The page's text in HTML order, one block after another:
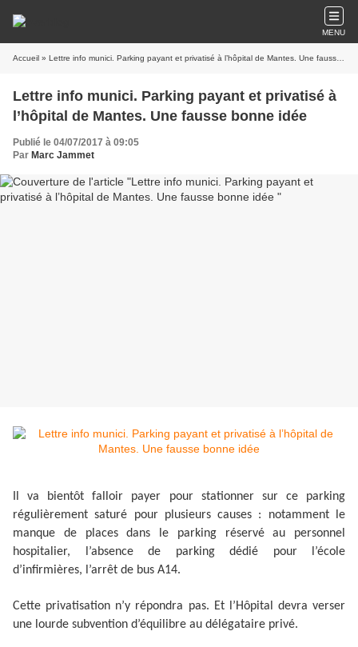
MENU
Accueil » Lettre info munici. Parking payant et privatisé à l’hôpital de Mantes. Une fausse bonne idée
Lettre info munici. Parking payant et privatisé à
l’hôpital de Mantes. Une fausse bonne idée
Publié le 04/07/2017 à 09:05
Par Marc Jammet
Il va bientôt falloir payer pour stationner sur ce parking
régulièrement saturé pour plusieurs causes : notamment le
manque de places dans le parking réservé au personnel
hospitalier, l’absence de parking dédié pour l’école
d’infirmières, l’arrêt de bus A14.
Cette privatisation n’y répondra pas. Et l’Hôpital devra verser
une lourde subvention d’équilibre au délégataire privé.